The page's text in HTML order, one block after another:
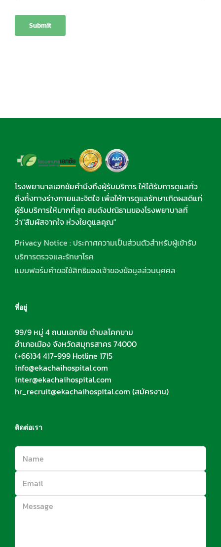
Submit
โรงพยาบาลเอกชัยคำนึงถึงผู้รับบริการ ให้ได้รับการดูแลทั่ว
ถึงทั้งทางร่างกายและจิตใจ เพื่อให้การดูแลรักษาเกิดผลดีแก่
ผู้รับบริการให้มากที่สุด สมดังปณิธานของโรงพยาบาลที่
ว่า"สัมผัสจากใจ ห่วงใยดูแลคุณ"
Privacy Notice : ประกาศความเป็นส่วนตัวสำหรับผู้เข้ารับ
บริการตรวจและรักษาโรค
แบบฟอร์มคำขอใช้สิทธิของเจ้าของข้อมูลส่วนบุคคล
ที่อยู่
99/9 หมู่ 4 ถนนเอกชัย ตำบลโคกขาม
อำเภอเมือง จังหวัดสมุทรสาคร 74000
(+66)34 417-999 Hotline 1715
info@ekachaihospital.com
inter@ekachaihospital.com
hr_recruit@ekachaihospital.com (สมัครงาน)
ติดต่อเรา